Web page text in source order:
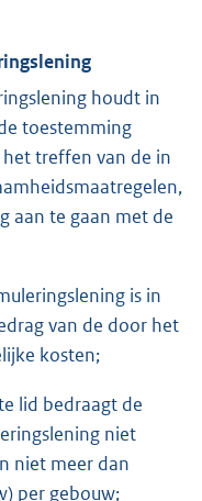
houdt in
toestemming
treffen van de in
aan te gaan met de
is in
van de door het
kosten;
lid bedraagt de
niet
niet meer dan
per gebouw;